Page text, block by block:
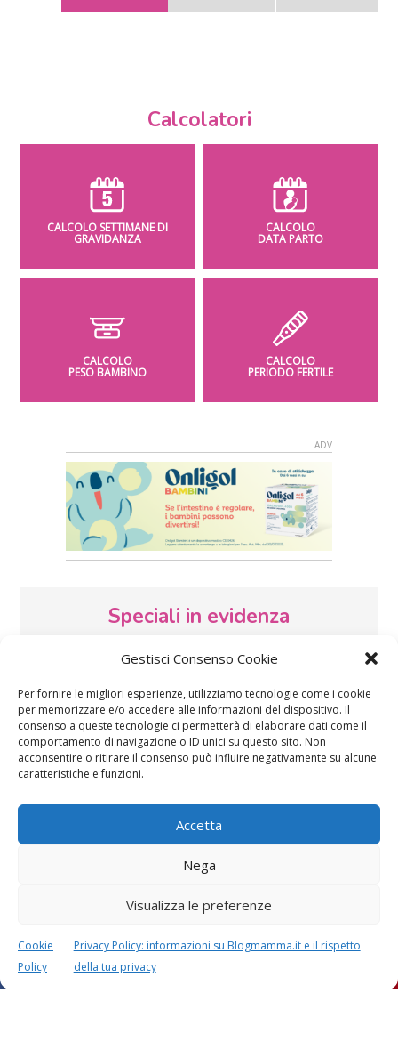
Gestisci Consenso Cookie
Per fornire le migliori esperienze, utilizziamo tecnologie come i cookie
per memorizzare e/o accedere alle informazioni del dispositivo. Il
consenso a queste tecnologie ci permetterà di elaborare dati come il
comportamento di navigazione o ID unici su questo sito. Non
acconsentire o ritirare il consenso può influire negativamente su alcune
caratteristiche e funzioni.
Accetta
Nega
Visualizza le preferenze
Cookie
Policy
Privacy Policy: informazioni su Blogmamma.it e il rispetto
della tua privacy
Calcolatori
CALCOLO SETTIMANE DI
GRAVIDANZA
CALCOLO
DATA PARTO
CALCOLO
PESO BAMBINO
CALCOLO
PERIODO FERTILE
Speciali in evidenza
Vaccini SOS Pediatra
d’auguri, filastrocche